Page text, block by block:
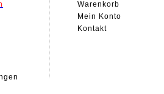
Warenkorb
Mein Konto
Kontakt